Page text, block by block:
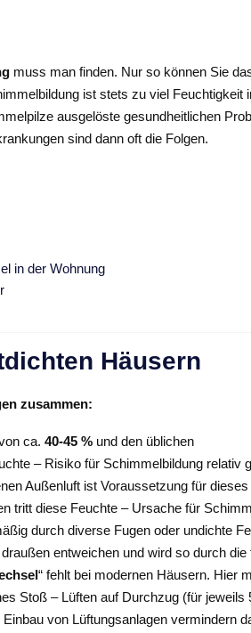
muss man finden. Nur so können Sie
ist stets zu viel Feuchtigkeit
ausgelöste gesundheitlichen
sind dann oft die Folgen.
in der Wohnung
Häusern
zusammen:
ca. 40-45 % und den üblichen
– Risiko für Schimmelbildung relativ
Außenluft ist Voraussetzung für dieses
tritt diese Feuchte – Ursache für
durch diverse Fugen oder undichte
entweichen und wird so durch die
“ fehlt bei modernen Häusern. Hier
Stoß – Lüften auf Durchzug (für jeweils
von Lüftungsanlagen vermindern